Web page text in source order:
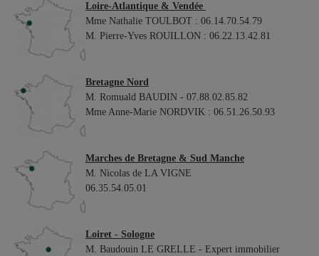
Loire-Atlantique & Vendée
Mme Nathalie TOULBOT : 06.14.70.54.79
M. Pierre-Yves ROUILLON : 06.22.13.42.81
Bretagne Nord
M. Romuald BAUDIN - 07.88.02.85.82
Mme Anne-Marie NORDVIK : 06.51.26.50.93
Marches de Bretagne & Sud Manche
M. Nicolas de LA VIGNE
06.35.54.05.01
Loiret - Sologne
M. Baudouin LE GRELLE - Expert immobilier